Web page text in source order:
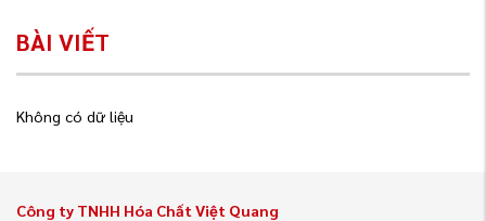
BÀI VIẾT
Không có dữ liệu
Công ty TNHH Hóa Chất Việt Quang